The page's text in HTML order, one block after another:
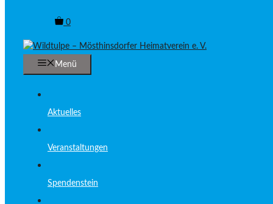
0
Menü
Aktuelles
Veranstaltungen
Spendenstein